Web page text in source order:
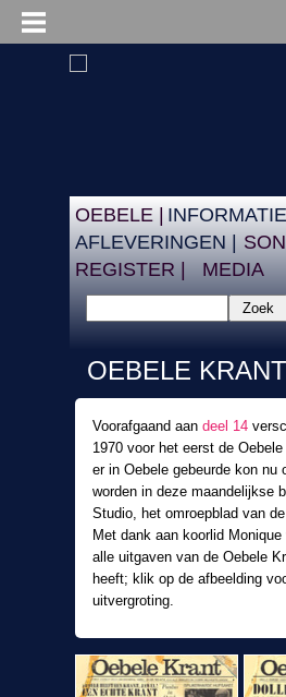
OEBELE KRANT
Voorafgaand aan deel 14
1970 voor het eerst de
er in Oebele gebeurde kon nu
worden in deze maandelijkse
Studio, het omroepblad van
Met dank aan koorlid
alle uitgaven van de Oebele
heeft; klik op de afbeelding
uitvergroting.
Zoek
REGISTER |
MEDIA
INFORMATIE |
AFLEVERINGEN |
OEBELE |